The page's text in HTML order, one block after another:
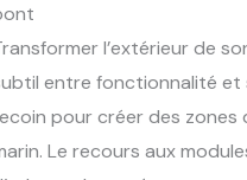
l’extérieur de
entre fonctionnalité et
pour créer des zones
Le recours aux